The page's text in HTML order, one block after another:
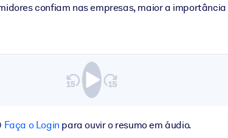
confiam nas empresas, maior a
Faça o Login para ouvir o resumo em áudio.